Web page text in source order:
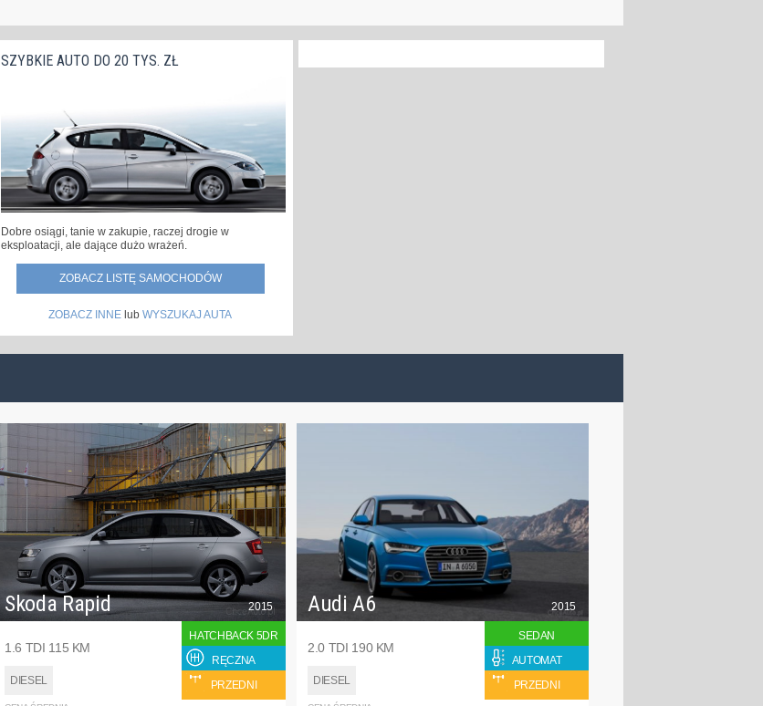
SZYBKIE AUTO DO 20 TYS. ZŁ
Dobre osiągi, tanie w zakupie, raczej drogie w
eksploatacji, ale dające dużo wrażeń.
ZOBACZ LISTĘ SAMOCHODÓW
ZOBACZ INNE lub WYSZUKAJ AUTA
Skoda Rapid
1.6 TDI 115 KM
DIESEL
2015
HATCHBACK 5DR
RĘCZNA
PRZEDNI
Audi A6
2.0 TDI 190 KM
DIESEL
2015
SEDAN
AUTOMAT
PRZEDNI